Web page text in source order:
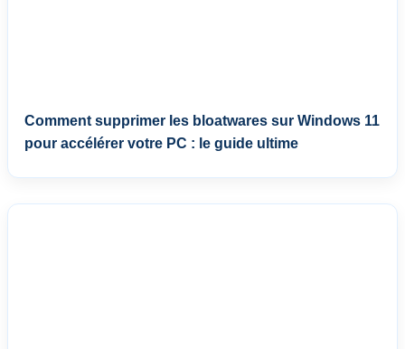
Comment supprimer les bloatwares sur Windows 11
pour accélérer votre PC : le guide ultime